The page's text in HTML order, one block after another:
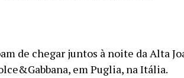
de chegar juntos à noite da Alta
em Puglia, na Itália.